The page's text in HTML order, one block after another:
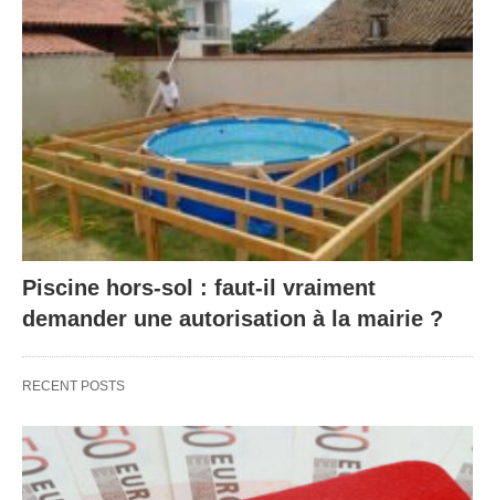
Piscine hors-sol : faut-il vraiment
demander une autorisation à la mairie ?
RECENT POSTS